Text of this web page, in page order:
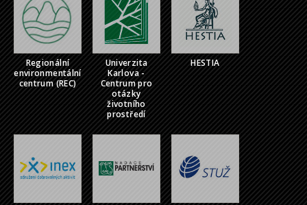
Regionální
environmentální
centrum (REC)
Univerzita
Karlova -
Centrum pro
otázky
životního
prostředí
HESTIA